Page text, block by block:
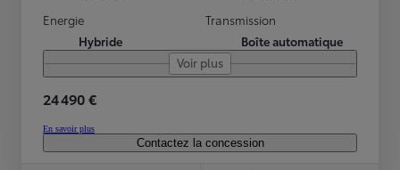
Energie
Hybride
Transmission
Boîte automatique
Voir plus
24 490 €
En savoir plus
Contactez la concession